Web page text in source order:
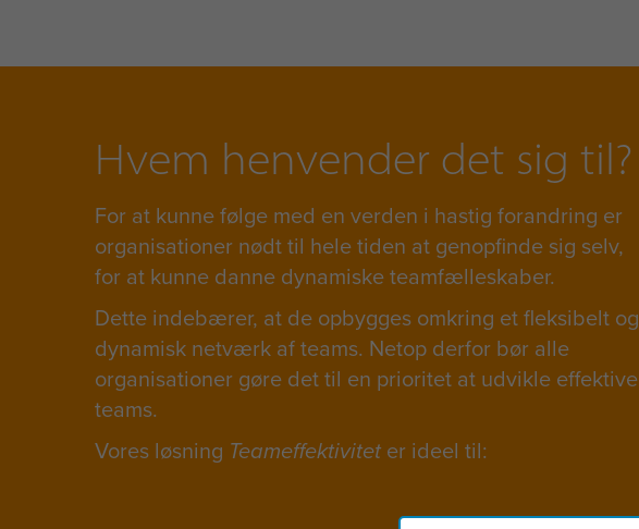
Hvem henvender det sig til?
For at kunne følge med en verden i hastig forandring er
organisationer nødt til hele tiden at genopfinde sig selv,
for at kunne danne dynamiske teamfælleskaber.
Dette indebærer, at de opbygges omkring et fleksibelt og
dynamisk netværk af teams. Netop derfor bør alle
organisationer gøre det til en prioritet at udvikle effektive
teams.
Vores løsning Teameffektivitet er ideel til: